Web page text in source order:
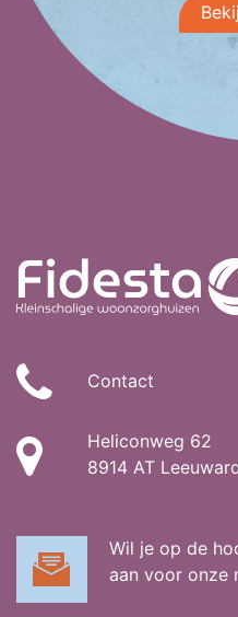
Contact
Heliconweg 62
8914 AT
Wil je op de
aan voor onze